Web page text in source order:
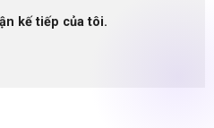
kế tiếp của tôi.